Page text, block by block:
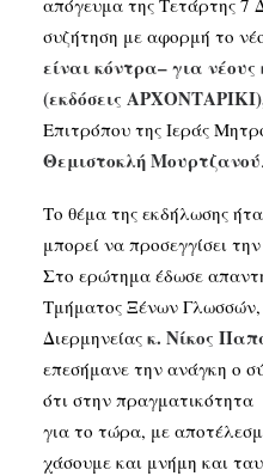
συζήτηση με αφορμή το
είναικόντρα–για νέους
(εκδόσεις ΑΡΧΟΝΤΑΡΙΚΙ
Επιτρόπου της Ιεράς
ΘεμιστοκλήΜουρτζανού.
Το θέμα της εκδήλωσης
μπορεί να προσεγγίσει
Στο ερώτημα έδωσε
Τμήματος Ξένων
Διερμηνείας κ. Νίκος Παπ
επεσήμανε την ανάγκη ο
ότι στην
για το τώρα, με
χάσουμε και μνήμη και